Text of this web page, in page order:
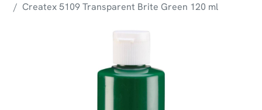
Createx 5109 Transparent Brite Green 120 ml